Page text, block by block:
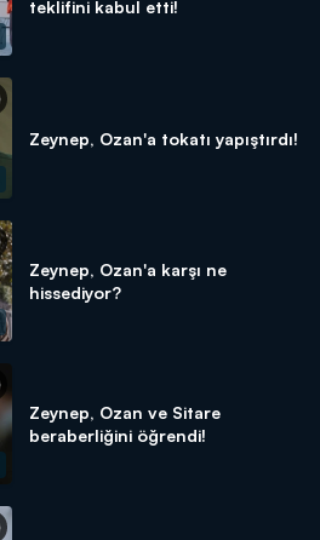
teklifini kabul etti!
Zeynep, Ozan'a tokatı yapıştırdı!
Zeynep, Ozan'a karşı ne
hissediyor?
Zeynep, Ozan ve Sitare
beraberliğini öğrendi!